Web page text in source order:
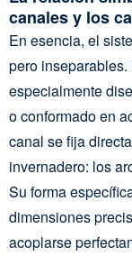
canales y los
En esencia, el
pero
especialmente
o conformado en
canal se fija
invernadero: los
Su forma
dimensiones
acoplarse